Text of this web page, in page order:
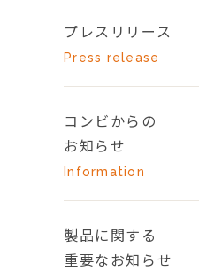
プレスリリース
Press release
コンビからの
お知らせ
Information
製品に関する
重要なお知らせ